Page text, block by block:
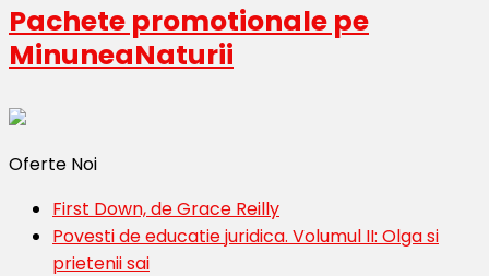
Pachete promotionale pe
MinuneaNaturii
Oferte Noi
First Down, de Grace Reilly
Povesti de educatie juridica. Volumul II: Olga si
prietenii sai